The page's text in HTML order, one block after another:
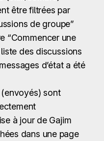
être filtrées par
de groupe”
“Commencer une
des discussions
d’état a été
sont
à jour de Gajim
dans une page